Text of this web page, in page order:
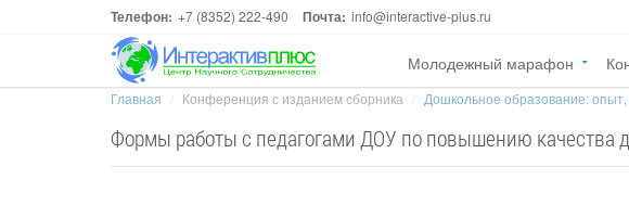
Телефон: +7 (8352) 222-490 Почта: info@interactive-plus.ru
Молодежный марафон
Главная Конференция с изданием сборника Дошкольное образование:
Формы работы с педагогами ДОУ по повышению качества